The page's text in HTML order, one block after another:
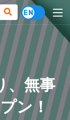
、無事
ン！